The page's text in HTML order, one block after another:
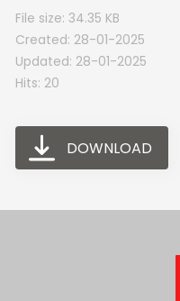
File size: 34.35 KB
Created: 28-01-2025
Updated: 28-01-2025
Hits: 20
DOWNLOAD